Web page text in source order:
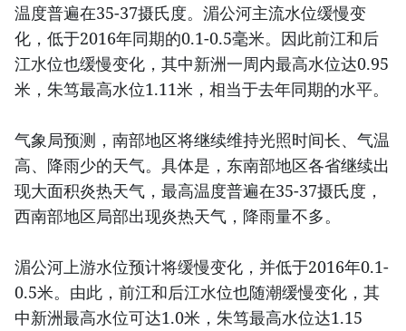
温度普遍在35-37摄氏度。湄公河主流水位缓慢变
化，低于2016年同期的0.1-0.5毫米。因此前江和后
江水位也缓慢变化，其中新洲一周内最高水位达0.95
米，朱笃最高水位1.11米，相当于去年同期的水平。
气象局预测，南部地区将继续维持光照时间长、气温
高、降雨少的天气。具体是，东南部地区各省继续出
现大面积炎热天气，最高温度普遍在35-37摄氏度，
西南部地区局部出现炎热天气，降雨量不多。
湄公河上游水位预计将缓慢变化，并低于2016年0.1-
0.5米。由此，前江和后江水位也随潮缓慢变化，其
中新洲最高水位可达1.0米，朱笃最高水位达1.15